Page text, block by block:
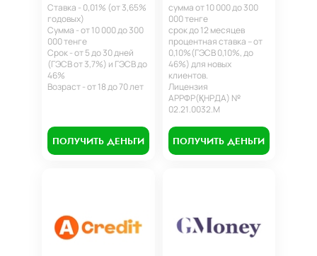
Ставка - 0,01% (от 3,65%
годовых)
Сумма - от 10 000 до 300
000 тенге
Срок - от 5 до 30 дней
(ГЭСВ от 3,7%) и ГЭСВ до
46%
Возраст - от 18 до 70 лет
ПОЛУЧИТЬ ДЕНЬГИ
сумма от 10 000 до 300
000 тенге
срок до 12 месяцев
процентная ставка – от
0,10%(ГЭСВ 0,10%, до
46%) для новых
клиентов.
Лицензия
АРРФР(ҚНРДА) №
02.21.0032.М
ПОЛУЧИТЬ ДЕНЬГИ